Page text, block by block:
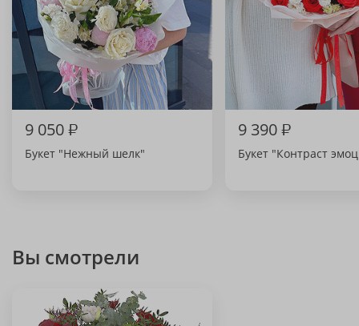
9 050₽
Букет "Нежный шелк"
9 390₽
Букет "Контраст
Вы смотрели